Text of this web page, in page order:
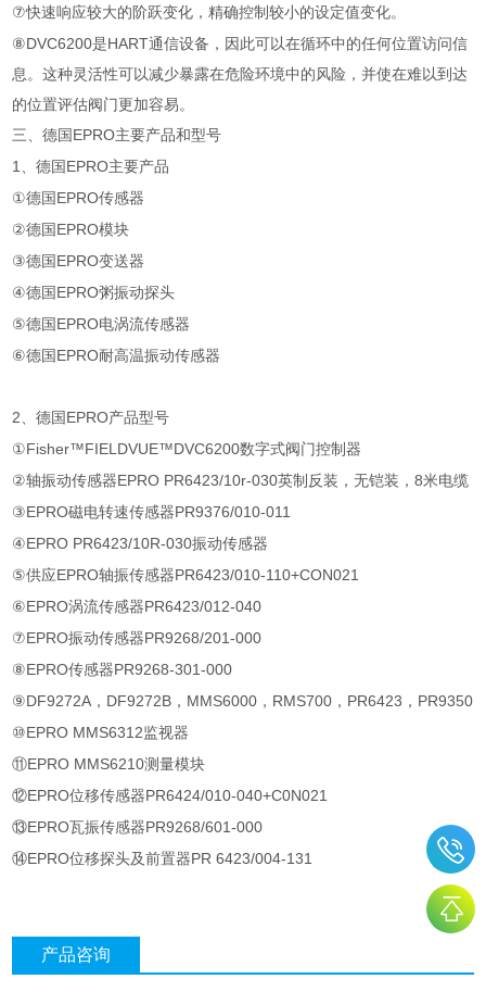
⑦快速响应较大的阶跃变化，精确控制较小的设定值变化。
⑧DVC6200是HART通信设备，因此可以在循环中的任何位置访问信
息。这种灵活性可以减少暴露在危险环境中的风险，并使在难以到达
的位置评估阀门更加容易。
三、德国EPRO主要产品和型号
1
、德国EPRO主要产品
①德国EPRO传感器
②德国EPRO模块
③德国EPRO变送器
④德国EPRO粥振动探头
⑤德国EPRO电涡流传感器
⑥德国EPRO耐高温振动传感器
2 、德国EPRO产品型号
①Fisher™FIELDVUE™DVC6200数字式阀门控制器
②轴振动传感器EPRO PR6423/10r-030英制反装，无铠装，8米电缆
③EPRO磁电转速传感器PR9376/010-011
④EPRO PR6423/10R-030振动传感器
⑤供应EPRO轴振传感器PR6423/010-110+CON021
⑥EPRO涡流传感器PR6423/012-040
⑦EPRO振动传感器PR9268/201-000
⑧EPRO传感器PR9268-301-000
⑨DF9272A ， DF9272B ， MMS6000 ， RMS700 ， PR6423 ， PR9350
⑩EPRO MMS6312监视器
⑪EPRO MMS6210测量模块
⑫EPRO位移传感器PR6424/010-040+C0N021
⑬EPRO瓦振传感器PR9268/601-000
⑭EPRO位移探头及前置器PR 6423/004-131
产品咨询